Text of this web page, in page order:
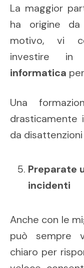
La maggior
ha origine
motivo, vi
investire in
informatica
Una
drasticamente
da
Preparate
incidenti
Anche con le
può sempre
chiaro per